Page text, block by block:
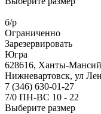
б/р
Ограниченно
Зарезервировать
Югра
628616, Ханты-
Нижневартовск, ул
7 (346) 630-01-27
7/0 ПН-ВС 10 - 22
Выберите размер